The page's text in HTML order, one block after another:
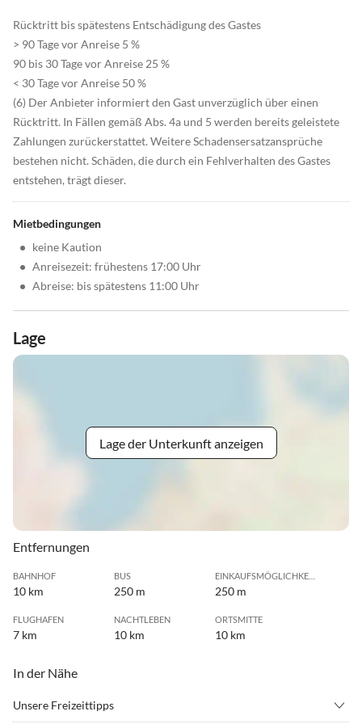
Rücktritt bis spätestens Entschädigung des Gastes
> 90 Tage vor Anreise 5 %
90 bis 30 Tage vor Anreise 25 %
< 30 Tage vor Anreise 50 %
(6) Der Anbieter informiert den Gast unverzüglich über einen
Rücktritt. In Fällen gemäß Abs. 4a und 5 werden bereits geleistete
Zahlungen zurückerstattet. Weitere Schadensersatzansprüche
bestehen nicht. Schäden, die durch ein Fehlverhalten des Gastes
entstehen, trägt dieser.
Mietbedingungen
• keine Kaution
• Anreisezeit: frühestens 17:00 Uhr
• Abreise: bis spätestens 11:00 Uhr
Lage
Lage der Unterkunft anzeigen
Entfernungen
BAHNHOF
10 km
BUS
250 m
EINKAUFSMÖGLICHKEIT
250 m
FLUGHAFEN
7 km
NACHTLEBEN
10 km
ORTSMITTE
10 km
In der Nähe
Unsere Freizeittipps